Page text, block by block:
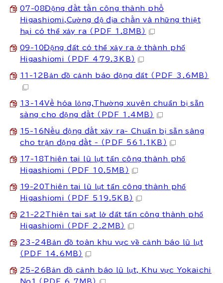
07-08Động đất tấn công thành phố
Higashiomi,Cường độ địa chấn và những thiệt
hại có thể xảy ra （PDF 1.8MB）
09-10Động đất có thể xảy ra ở thành phố
Higashiomi
（PDF 479.3KB）
11-12Bản đồ cảnh báo động đất （PDF 3.6MB）
13-14Về hóa lỏng,Thường xuyên chuẩn bị sẵn
sàng cho động đất （PDF 1.4MB）
15-16Nếu động đất xảy ra- Chuẩn bị sẵn sàng
cho trận động đất - （PDF 561.1KB）
17-18Thiên tai lũ lụt tấn công thành phố
Higashiomi
（PDF 10.5MB）
19-20Thiên tai lũ lụt tấn công thành phố
Higashiomi
（PDF 519.5KB）
21-22Thiên tai sạt lở đất tấn công thành phố
Higashiomi
（PDF 2.2MB）
23-24Bản đồ toàn khu vực về cảnh báo lũ lụt
（PDF 14.6MB）
25-26Bản đồ cảnh báo lũ lụt, Khu vực Yokaichi
No1
（PDF 6.7MB）